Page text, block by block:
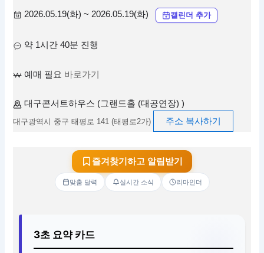
2026.05.19(화) ~ 2026.05.19(화) 캘린더 추가
약 1시간 40분 진행
예매 필요 바로가기
대구콘서트하우스 (그랜드홀 (대공연장) )
대구광역시 중구 태평로 141 (태평로2가) 주소 복사하기
즐겨찾기하고 알림받기
맞춤 달력 실시간 소식 리마인더
3초 요약 카드